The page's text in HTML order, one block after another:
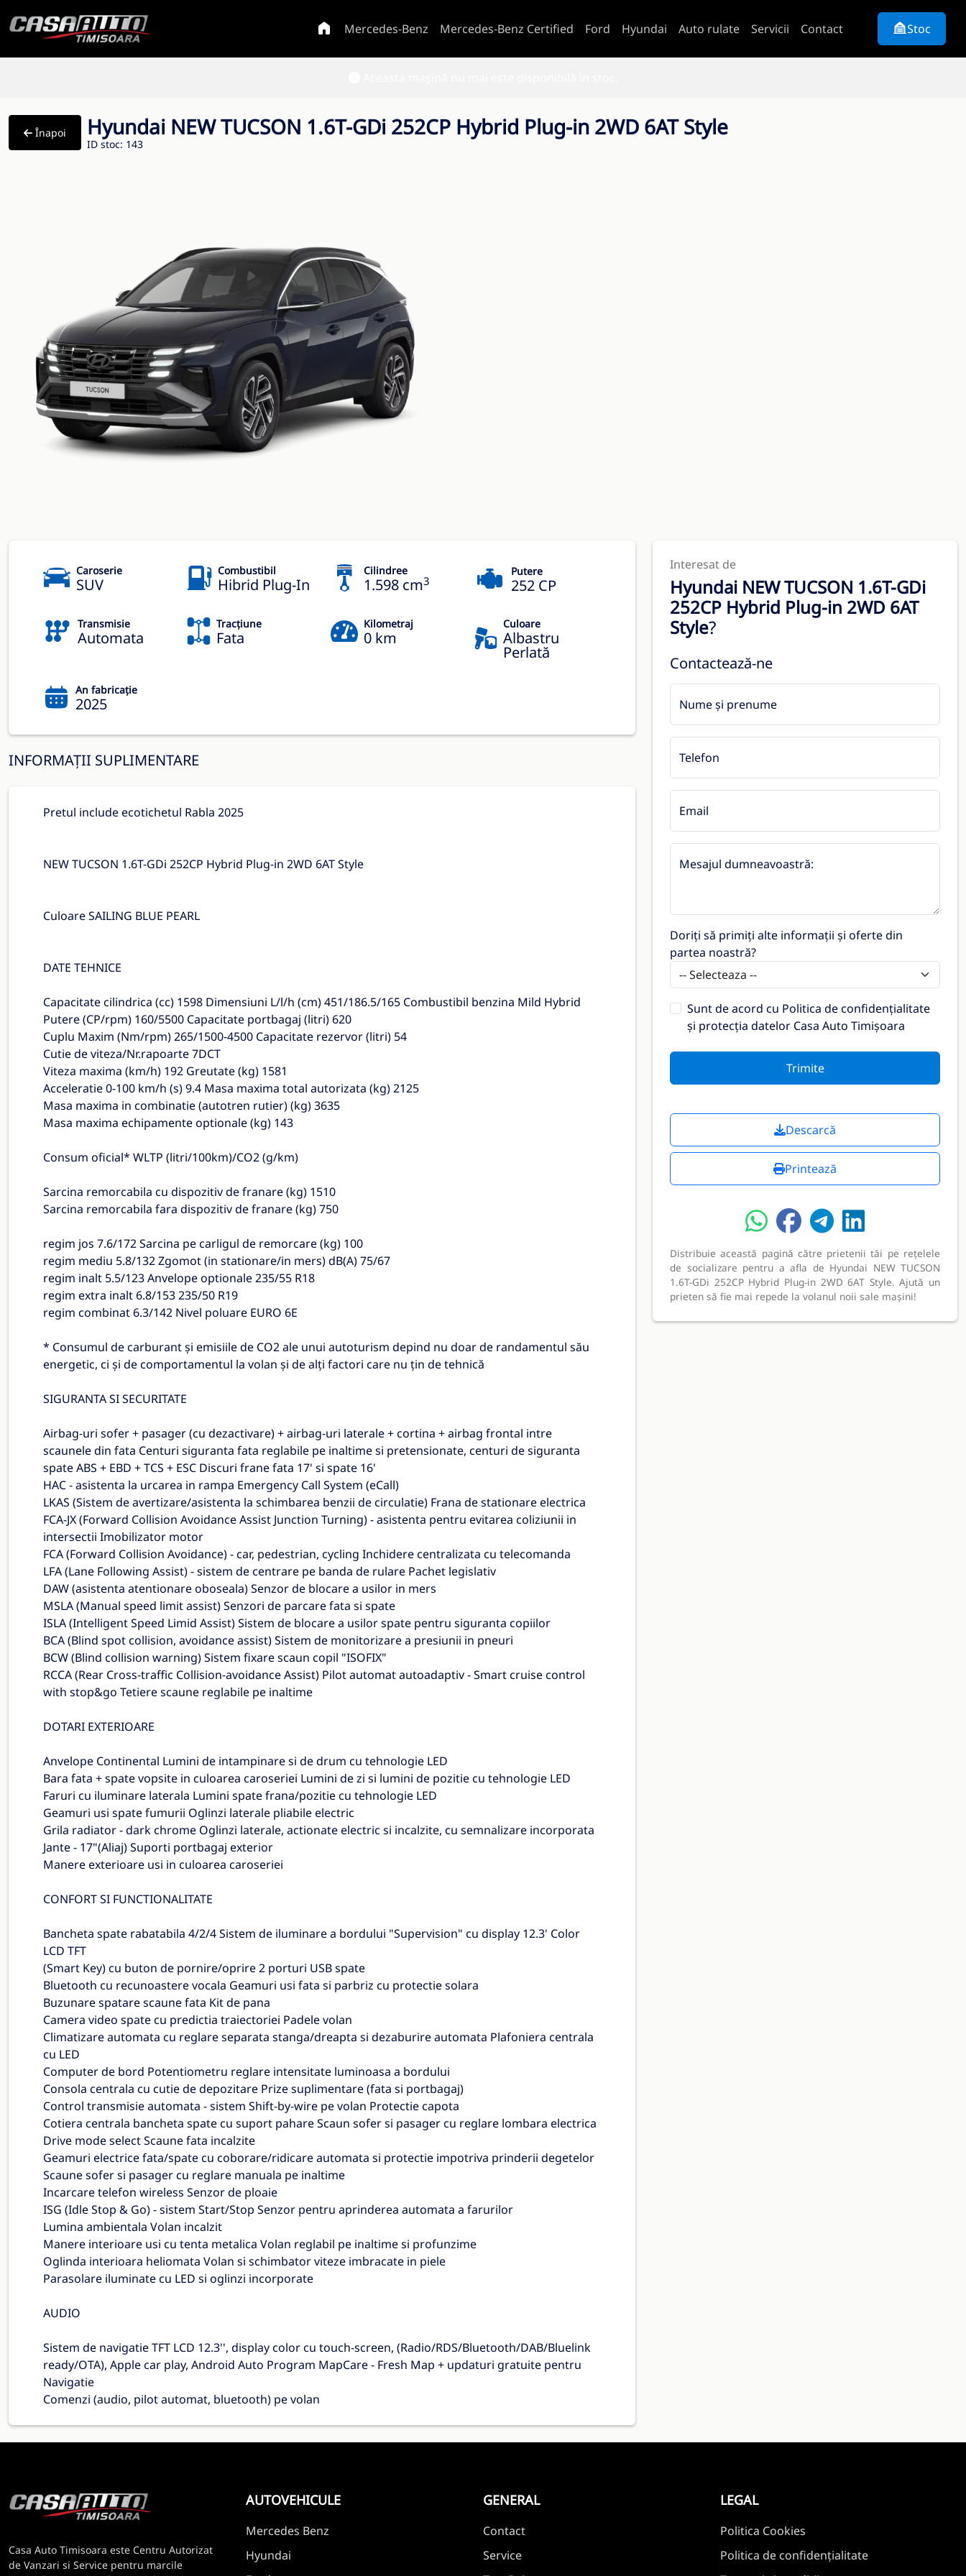
Mercedes-Benz Mercedes-Benz Certified Ford Hyundai Auto rulate Servicii Contact Stoc
Înapoi Hyundai NEW TUCSON 1.6T-GDi 252CP Hybrid Plug-in 2WD 6AT Style
ID stoc: 143
Caroserie
SUV
Combustibil
Hibrid Plug-In
Cilindree
1.598 cm3
Putere
252 CP
Transmisie
Automata
Tracțiune
Fata
Kilometraj
0 km
Culoare
Albastru
Perlată
An fabricație
2025
INFORMAȚII SUPLIMENTARE
Pretul include ecotichetul Rabla 2025
NEW TUCSON 1.6T-GDi 252CP Hybrid Plug-in 2WD 6AT Style
Culoare SAILING BLUE PEARL
DATE TEHNICE
Capacitate cilindrica (cc) 1598 Dimensiuni L/l/h (cm) 451/186.5/165 Combustibil benzina Mild Hybrid
Putere (CP/rpm) 160/5500 Capacitate portbagaj (litri) 620
Cuplu Maxim (Nm/rpm) 265/1500-4500 Capacitate rezervor (litri) 54
Cutie de viteza/Nr.rapoarte 7DCT
Viteza maxima (km/h) 192 Greutate (kg) 1581
Acceleratie 0-100 km/h (s) 9.4 Masa maxima total autorizata (kg) 2125
Masa maxima in combinatie (autotren rutier) (kg) 3635
Masa maxima echipamente optionale (kg) 143
Consum oficial* WLTP (litri/100km)/CO2 (g/km)
Sarcina remorcabila cu dispozitiv de franare (kg) 1510
Sarcina remorcabila fara dispozitiv de franare (kg) 750
regim jos 7.6/172 Sarcina pe carligul de remorcare (kg) 100
regim mediu 5.8/132 Zgomot (in stationare/in mers) dB(A) 75/67
regim inalt 5.5/123 Anvelope optionale 235/55 R18
regim extra inalt 6.8/153 235/50 R19
regim combinat 6.3/142 Nivel poluare EURO 6E
* Consumul de carburant şi emisiile de CO2 ale unui autoturism depind nu doar de randamentul său
energetic, ci şi de comportamentul la volan şi de alţi factori care nu ţin de tehnică
SIGURANTA SI SECURITATE
Airbag-uri sofer + pasager (cu dezactivare) + airbag-uri laterale + cortina + airbag frontal intre
scaunele din fata Centuri siguranta fata reglabile pe inaltime si pretensionate, centuri de siguranta
spate ABS + EBD + TCS + ESC Discuri frane fata 17' si spate 16'
HAC - asistenta la urcarea in rampa Emergency Call System (eCall)
LKAS (Sistem de avertizare/asistenta la schimbarea benzii de circulatie) Frana de stationare electrica
FCA-JX (Forward Collision Avoidance Assist Junction Turning) - asistenta pentru evitarea coliziunii in
intersectii Imobilizator motor
FCA (Forward Collision Avoidance) - car, pedestrian, cycling Inchidere centralizata cu telecomanda
LFA (Lane Following Assist) - sistem de centrare pe banda de rulare Pachet legislativ
DAW (asistenta atentionare oboseala) Senzor de blocare a usilor in mers
MSLA (Manual speed limit assist) Senzori de parcare fata si spate
ISLA (Intelligent Speed Limid Assist) Sistem de blocare a usilor spate pentru siguranta copiilor
BCA (Blind spot collision, avoidance assist) Sistem de monitorizare a presiunii in pneuri
BCW (Blind collision warning) Sistem fixare scaun copil "ISOFIX"
RCCA (Rear Cross-traffic Collision-avoidance Assist) Pilot automat autoadaptiv - Smart cruise control
with stop&go Tetiere scaune reglabile pe inaltime
DOTARI EXTERIOARE
Anvelope Continental Lumini de intampinare si de drum cu tehnologie LED
Bara fata + spate vopsite in culoarea caroseriei Lumini de zi si lumini de pozitie cu tehnologie LED
Faruri cu iluminare laterala Lumini spate frana/pozitie cu tehnologie LED
Geamuri usi spate fumurii Oglinzi laterale pliabile electric
Grila radiator - dark chrome Oglinzi laterale, actionate electric si incalzite, cu semnalizare incorporata
Jante - 17"(Aliaj) Suporti portbagaj exterior
Manere exterioare usi in culoarea caroseriei
CONFORT SI FUNCTIONALITATE
Bancheta spate rabatabila 4/2/4 Sistem de iluminare a bordului "Supervision" cu display 12.3' Color
LCD TFT
(Smart Key) cu buton de pornire/oprire 2 porturi USB spate
Bluetooth cu recunoastere vocala Geamuri usi fata si parbriz cu protectie solara
Buzunare spatare scaune fata Kit de pana
Camera video spate cu predictia traiectoriei Padele volan
Climatizare automata cu reglare separata stanga/dreapta si dezaburire automata Plafoniera centrala
cu LED
Computer de bord Potentiometru reglare intensitate luminoasa a bordului
Consola centrala cu cutie de depozitare Prize suplimentare (fata si portbagaj)
Control transmisie automata - sistem Shift-by-wire pe volan Protectie capota
Cotiera centrala bancheta spate cu suport pahare Scaun sofer si pasager cu reglare lombara electrica
Drive mode select Scaune fata incalzite
Geamuri electrice fata/spate cu coborare/ridicare automata si protectie impotriva prinderii degetelor
Scaune sofer si pasager cu reglare manuala pe inaltime
Incarcare telefon wireless Senzor de ploaie
ISG (Idle Stop & Go) - sistem Start/Stop Senzor pentru aprinderea automata a farurilor
Lumina ambientala Volan incalzit
Manere interioare usi cu tenta metalica Volan reglabil pe inaltime si profunzime
Oglinda interioara heliomata Volan si schimbator viteze imbracate in piele
Parasolare iluminate cu LED si oglinzi incorporate
AUDIO
Sistem de navigatie TFT LCD 12.3'', display color cu touch-screen, (Radio/RDS/Bluetooth/DAB/Bluelink
ready/OTA), Apple car play, Android Auto Program MapCare - Fresh Map + updaturi gratuite pentru
Navigatie
Comenzi (audio, pilot automat, bluetooth) pe volan
Interesat de
Hyundai NEW TUCSON 1.6T-GDi
252CP Hybrid Plug-in 2WD 6AT
Style?
Contactează-ne
Nume și prenume
Telefon
Email
Mesajul dumneavoastră:
Doriți să primiți alte informații și oferte din
partea noastră?
Sunt de acord cu Politica de confidențialitate
și protecția datelor Casa Auto Timișoara
Trimite
Descarcă
Printează
Distribuie această pagină către prietenii tăi pe rețelele
de socializare pentru a afla de Hyundai NEW TUCSON
1.6T-GDi 252CP Hybrid Plug-in 2WD 6AT Style. Ajută un
prieten să fie mai repede la volanul noii sale mașini!
Casa Auto Timisoara este Centru Autorizat
de Vanzari si Service pentru marcile
AUTOVEHICULE
Mercedes Benz
Hyundai
GENERAL
Contact
Service
LEGAL
Politica Cookies
Politica de confidențialitate